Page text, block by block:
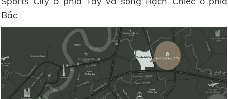
Bắc